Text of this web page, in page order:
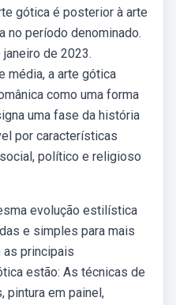
gótica é posterior à arte
no período denominado.
de 2023.
média, a arte gótica
como uma forma
uma fase da história
por características
político e religioso
evolução estilística
e simples para mais
as principais
estão: As técnicas de
pintura em painel,